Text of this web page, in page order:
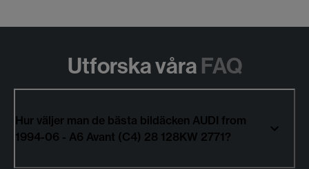
Utforska våra FAQ
Hur väljer man de bästa bildäcken AUDI from
1994-06 - A6 Avant (C4) 28 128KW 2771?